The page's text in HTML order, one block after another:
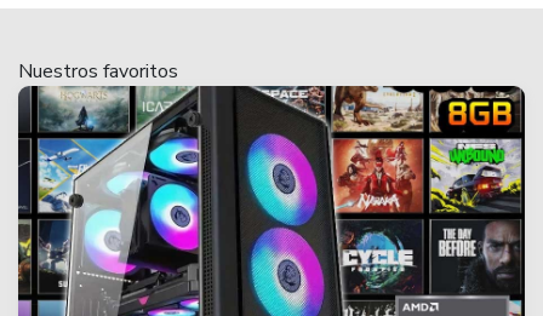
Crear una cuenta
Ingresar
Contacto
Aviso de privacidad
(218)
MULTIFUNCIONALES (114)
IMPRESORA DE AMPLIO FORMATO (PLOTTER) (24)
MEMORIAS (667)
AUDIFONOS Y MICRO (291)
Nuestros favoritos